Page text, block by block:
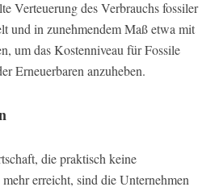
Verteuerung des Verbrauchs fossiler
und in zunehmendem Maß etwa mit
um das Kostenniveau für Fossile
Erneuerbaren anzuheben.
die praktisch keine
erreicht, sind die Unternehmen